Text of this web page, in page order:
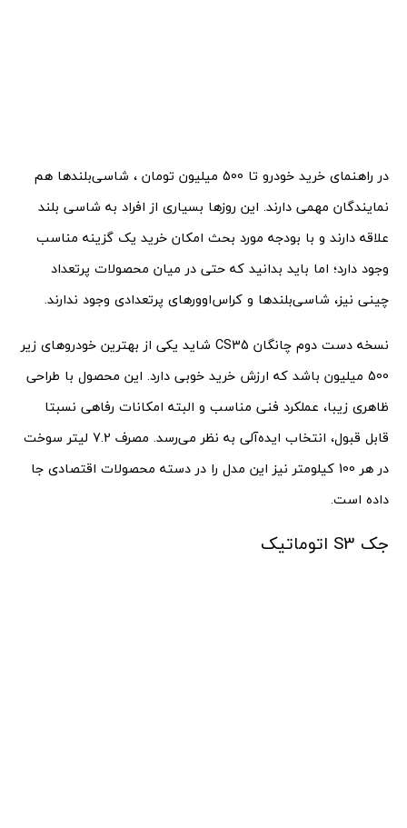
در راهنمای خرید خودرو تا 500 میلیون تومان ، شاسی‌‌بلندها هم
نمایندگان مهمی دارند. این روزها بسیاری از افراد به شاسی بلند
علاقه دارند و با بودجه مورد بحث امکان خرید یک گزینه مناسب
وجود دارد؛ اما باید بدانید که حتی در میان محصولات پرتعداد
چینی نیز،‌ شاسی‌بلندها و کراس‌اوورهای پرتعدادی وجود ندارند.
نسخه دست دوم چانگان CS35 شاید یکی از بهترین خودروهای زیر
500 میلیون باشد که ارزش خرید خوبی دارد. این محصول با طراحی
ظاهری زیبا، عملکرد فنی مناسب و البته امکانات رفاهی نسبتا
قابل قبول، انتخاب ایده‌آلی به نظر می‌رسد. مصرف 7.2 لیتر سوخت
در هر 100 کیلومتر نیز این مدل را در دسته محصولات اقتصادی جا
داده است.
جک S3 اتوماتیک